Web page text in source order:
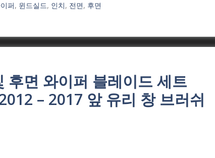
퍼, 윈드실드, 인치, 전면, 후면
후면 와이퍼 블레이드 세트
– 2017 앞 유리 창 브러쉬